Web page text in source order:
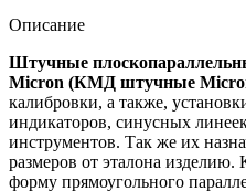
Описание
Штучные
Micron (КМД штучные
калибровки, а также,
индикаторов, синусных
инструментов. Так же их
размеров от эталона изделию.
форму прямоугольного